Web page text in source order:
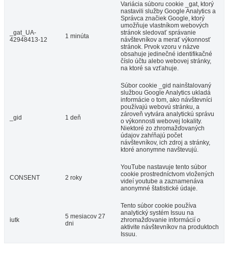
_gat_UA-
42948413-12
1 minúta
Variácia súboru cookie _gat, ktorý
nastavili služby Google Analytics a
Správca značiek Google, ktorý
umožňuje vlastníkom webových
stránok sledovať správanie
návštevníkov a merať výkonnosť
stránok. Prvok vzoru v názve
obsahuje jedinečné identifikačné
číslo účtu alebo webovej stránky,
na ktoré sa vzťahuje.
_gid 1 deň
Súbor cookie _gid nainštalovaný
službou Google Analytics ukladá
informácie o tom, ako návštevníci
používajú webovú stránku, a
zároveň vytvára analytickú správu
o výkonnosti webovej lokality.
Niektoré zo zhromažďovaných
údajov zahŕňajú počet
návštevníkov, ich zdroj a stránky,
ktoré anonymne navštevujú.
CONSENT 2 roky
YouTube nastavuje tento súbor
cookie prostredníctvom vložených
videí youtube a zaznamenáva
anonymné štatistické údaje.
iutk
5 mesiacov 27
dni
Tento súbor cookie používa
analytický systém Issuu na
zhromažďovanie informácií o
aktivite návštevníkov na produktoch
Issuu.